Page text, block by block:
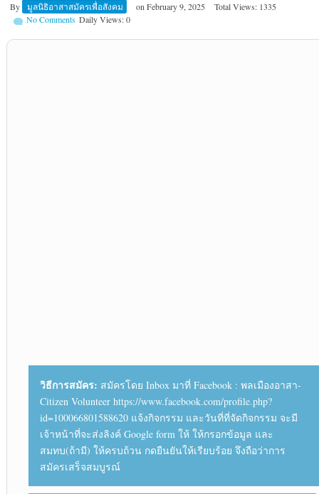
By มูลนิธิอาสาสมัครเพื่อสังคม on February 9, 2025
Total Views: 1335
Daily Views: 0
No Comments
วิธีการสมัคร: สมัครโดย Inbox มาที่ Facebook : พลเมืองอาสา-
Citizen Volunteer https://www.facebook.com/profile.php?
id=100066801588620 แจ้งกิจกรรม และวันที่ที่จัดกิจกรรม จะมี
เจ้าหน้าที่จะส่งลิงค์ Google form ให้ ให้กรอกข้อมูล และ
สมทบ(ถ้ามี) ให้ครบถ้วน กดยืนยันให้เรียบร้อย จึงถือว่าการ
สมัครเสร็จสมบูรณ์